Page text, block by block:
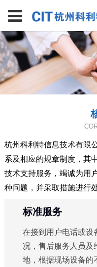
杭州科利特信息技术有限
系及相应的规章制度，其
技术支持服务，竭诚为用
种问题，并采取措施进行
标准服务
在接到用户电话或设
况，售后服务人员
地，根据现场设备的